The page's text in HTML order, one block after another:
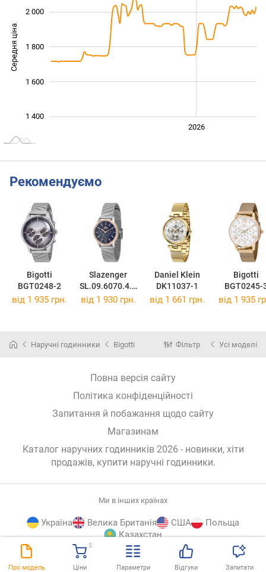
Про модель Ціни
5
Параметри Відгуки Запитати
Середня ціна 1 500
1 400
1 600
1 800
2 000
2026
Рекомендуємо
Bigotti
BGT0248-2
Slazenger
SL.09.6070.4.0
2
Daniel Klein
DK11037-1
Bigotti
BGT0245-
від 1 935 грн. від 1 930 грн. від 1 661 грн. від 1 935
Наручні годинники Bigotti Фільтр Усі моделі
Повна версія сайту
Політика конфіденційності
Запитання й побажання щодо сайту
Магазинам
Каталог наручних годинників 2026 - новинки, хіти
продажів, купити наручні годинники.
Ми в інших країнах
Україна Велика Британія США
Польща
Казахстан
© E-Katalog, 2026 ВГОРУ